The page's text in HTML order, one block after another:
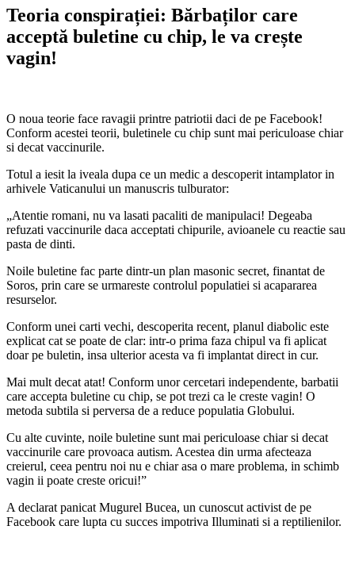
Teoria conspirației: Bărbaților care
acceptă buletine cu chip, le va crește
vagin!
O noua teorie face ravagii printre patriotii daci de pe Facebook!
Conform acestei teorii, buletinele cu chip sunt mai periculoase chiar
si decat vaccinurile.
Totul a iesit la iveala dupa ce un medic a descoperit intamplator in
arhivele Vaticanului un manuscris tulburator:
„Atentie romani, nu va lasati pacaliti de manipulaci! Degeaba
refuzati vaccinurile daca acceptati chipurile, avioanele cu reactie sau
pasta de dinti.
Noile buletine fac parte dintr-un plan masonic secret, finantat de
Soros, prin care se urmareste controlul populatiei si acapararea
resurselor.
Conform unei carti vechi, descoperita recent, planul diabolic este
explicat cat se poate de clar: intr-o prima faza chipul va fi aplicat
doar pe buletin, insa ulterior acesta va fi implantat direct in cur.
Mai mult decat atat! Conform unor cercetari independente, barbatii
care accepta buletine cu chip, se pot trezi ca le creste vagin! O
metoda subtila si perversa de a reduce populatia Globului.
Cu alte cuvinte, noile buletine sunt mai periculoase chiar si decat
vaccinurile care provoaca autism. Acestea din urma afecteaza
creierul, ceea pentru noi nu e chiar asa o mare problema, in schimb
vagin ii poate creste oricui!”
A declarat panicat Mugurel Bucea, un cunoscut activist de pe
Facebook care lupta cu succes impotriva Illuminati si a reptilienilor.